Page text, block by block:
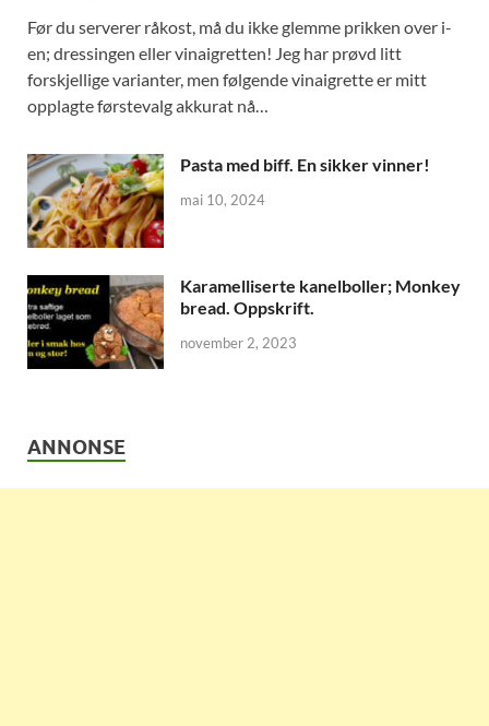
Før du serverer råkost, må du ikke glemme prikken over i-
en; dressingen eller vinaigretten! Jeg har prøvd litt
forskjellige varianter, men følgende vinaigrette er mitt
opplagte førstevalg akkurat nå…
Pasta med biff. En sikker vinner!
mai 10, 2024
Karamelliserte kanelboller; Monkey
bread. Oppskrift.
november 2, 2023
ANNONSE